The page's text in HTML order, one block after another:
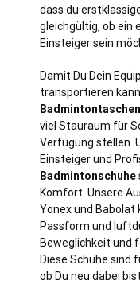
dass du
gleichgültig, ob ein
Einsteiger sein
Damit Du Dein
transportieren
Badmintontaschen
viel Stauraum für
Verfügung stellen.
Einsteiger und
Badmintonschuhe
Komfort. Unsere
Yonex und Babolat
Passform und
Beweglichkeit und
Diese Schuhe sind
ob Du neu dabei